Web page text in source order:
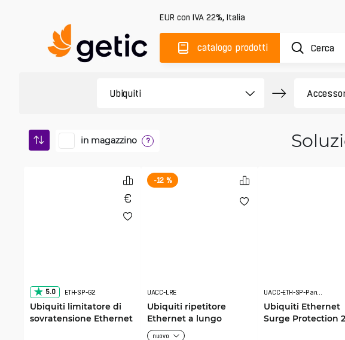
EUR con IVA 22%, Italia
catalogo prodotti
in magazzino ?
5.0 ETH-SP-G2
Ubiquiti limitatore di
sovratensione Ethernet
-12 %
UACC-LRE
Ubiquiti ripetitore
Ethernet a lungo
raggio
nuovo
UACC-ETH-SP-Panel-24
Ubiquiti Ethernet
Surge Protection